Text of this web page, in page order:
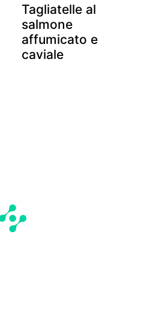
Tagliatelle al
salmone
affumicato e
caviale